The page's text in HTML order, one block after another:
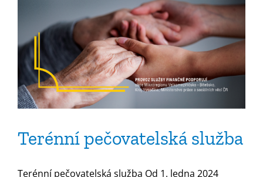
Terénní pečovatelská služba
Terénní pečovatelská služba Od 1. ledna 2024